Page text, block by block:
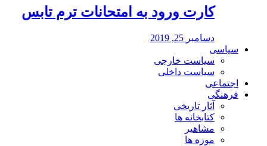
کارت ورود به امتحانات ترم تابس
دسامبر 25, 2019
سیاسی
سیاست خارجی
سیاست داخلی
اجتماعی
فرهنگی
آثار تاریخی
کتابخانه ها
مشاهیر
موزه ها